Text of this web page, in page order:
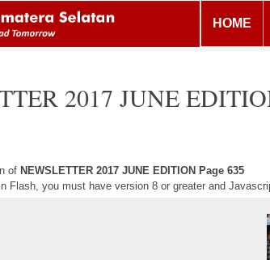
HOME
2017 JUNE
of NEWSLETTER 2017 JUNE EDITION Page 635
Flash, you must have version 8 or greater and